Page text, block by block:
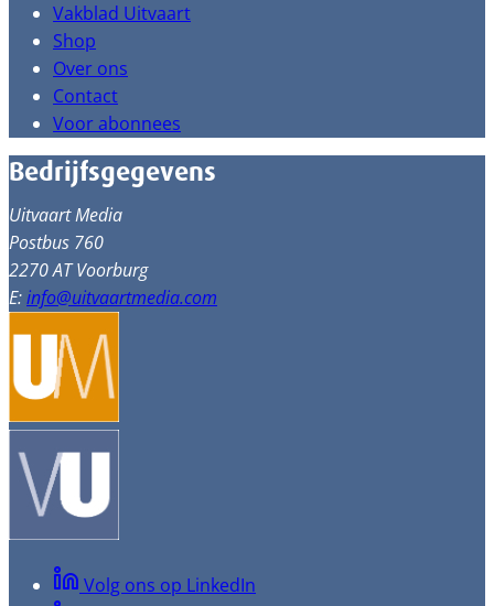
Vakblad Uitvaart
Shop
Over ons
Contact
Voor abonnees
Bedrijfsgegevens
Uitvaart Media
Postbus 760
2270 AT Voorburg
E:info@uitvaartmedia.com
Volg ons op LinkedIn